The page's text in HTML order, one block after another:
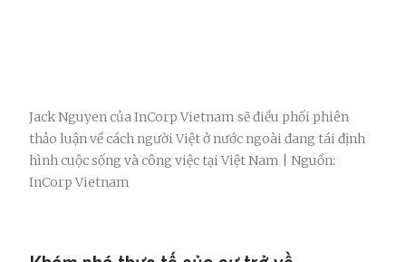
Jack Nguyen của InCorp Vietnam sẽ điều phối phiên
thảo luận về cách người Việt ở nước ngoài đang tái định
hình cuộc sống và công việc tại Việt Nam | Nguồn:
InCorp Vietnam